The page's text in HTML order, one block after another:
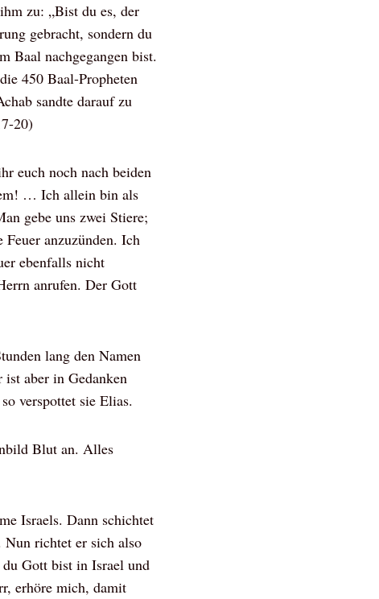
zu: „Bist du es, der
gebracht, sondern du
Baal nachgegangen bist.
450 Baal-Propheten
sandte darauf zu
20)
euch noch nach beiden
… Ich allein bin als
gebe uns zwei Stiere;
anzuzünden. Ich
ebenfalls nicht
anrufen. Der Gott
lang den Namen
aber in Gedanken
verspottet sie Elias.
Blut an. Alles
Israels. Dann schichtet
Nun richtet er sich also
Gott bist in Israel und
erhöre mich, damit